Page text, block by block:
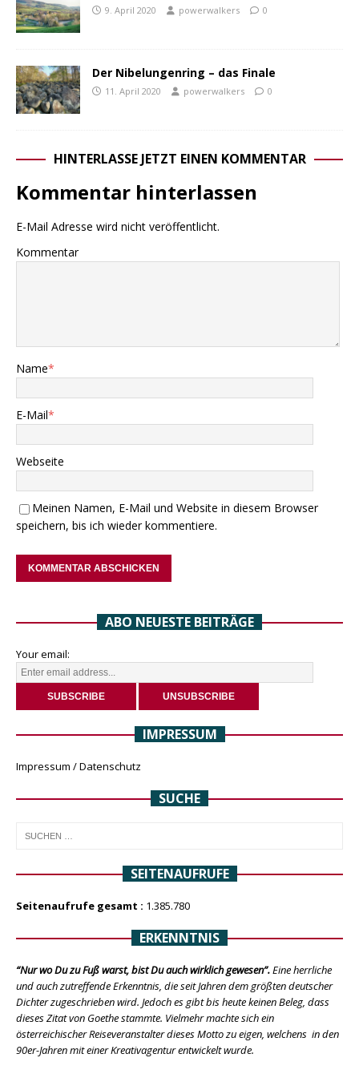
9. April 2020 powerwalkers 0
Der Nibelungenring – das Finale
11. April 2020 powerwalkers 0
HINTERLASSE JETZT EINEN KOMMENTAR
Kommentar hinterlassen
E-Mail Adresse wird nicht veröffentlicht.
Kommentar
Name*
E-Mail*
Webseite
Meinen Namen, E-Mail und Website in diesem Browser
speichern, bis ich wieder kommentiere.
ABO NEUESTE BEITRÄGE
Your email:
IMPRESSUM
Impressum / Datenschutz
SUCHE
SEITENAUFRUFE
Seitenaufrufe gesamt : 1.385.780
ERKENNTNIS
“Nur wo Du zu Fuß warst, bist Du auch wirklich gewesen”.Eine herrliche
und auch zutreffende Erkenntnis, die seit Jahren dem größten deutscher
Dichter zugeschrieben wird. Jedoch es gibt bis heute keinen Beleg, dass
dieses Zitat von Goethe stammte. Vielmehr machte sich ein
österreichischer Reiseveranstalter dieses Motto zu eigen, welchens in den
90er-Jahren mit einer Kreativagentur entwickelt wurde.